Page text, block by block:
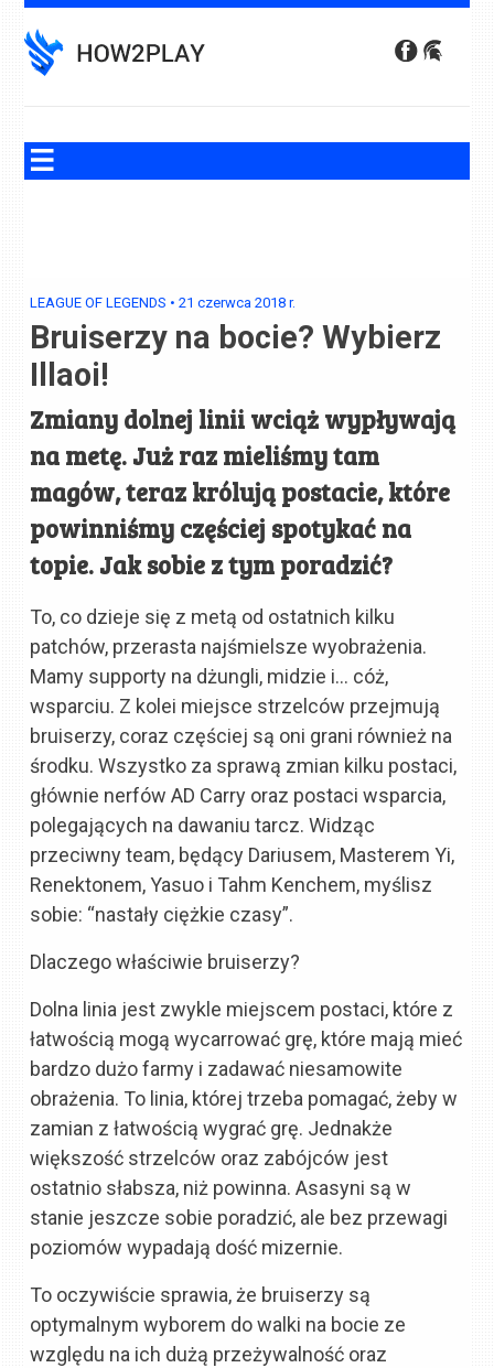
to
content
LEAGUE OF LEGENDS •21 czerwca 2018 r.
Bruiserzy na bocie? Wybierz
Illaoi!
Zmiany dolnej linii wciąż wypływają
na metę. Już raz mieliśmy tam
magów, teraz królują postacie, które
powinniśmy częściej spotykać na
topie. Jak sobie z tym poradzić?
To, co dzieje się z metą od ostatnich kilku
patchów, przerasta najśmielsze wyobrażenia.
Mamy supporty na dżungli, midzie i… cóż,
wsparciu. Z kolei miejsce strzelców przejmują
bruiserzy, coraz częściej są oni grani również na
środku. Wszystko za sprawą zmian kilku postaci,
głównie nerfów AD Carry oraz postaci wsparcia,
polegających na dawaniu tarcz. Widząc
przeciwny team, będący Dariusem, Masterem Yi,
Renektonem, Yasuo i Tahm Kenchem, myślisz
sobie: “nastały ciężkie czasy”.
Dlaczego właściwie bruiserzy?
Dolna linia jest zwykle miejscem postaci, które z
łatwością mogą wycarrować grę, które mają mieć
bardzo dużo farmy i zadawać niesamowite
obrażenia. To linia, której trzeba pomagać, żeby w
zamian z łatwością wygrać grę. Jednakże
większość strzelców oraz zabójców jest
ostatnio słabsza, niż powinna. Asasyni są w
stanie jeszcze sobie poradzić, ale bez przewagi
poziomów wypadają dość mizernie.
To oczywiście sprawia, że bruiserzy są
optymalnym wyborem do walki na bocie ze
względu na ich dużą przeżywalność oraz